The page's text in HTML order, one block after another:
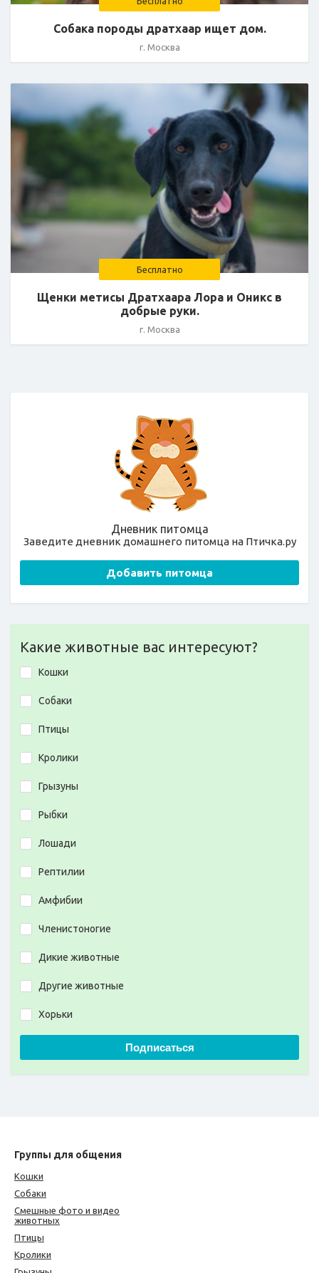
Собака породы дратхаар ищет дом.
г. Москва
Бесплатно
Щенки метисы Дратхаара Лора и Оникс в
добрые руки.
г. Москва
Дневник питомца
Заведите дневник домашнего питомца на Птичка.ру
Добавить питомца
Какие животные вас интересуют?
Кошки
Собаки
Птицы
Кролики
Грызуны
Рыбки
Лошади
Рептилии
Амфибии
Членистоногие
Дикие животные
Другие животные
Хорьки
Подписаться
Группы для общения
Кошки
Собаки
Смешные фото и видео
животных
Птицы
Кролики